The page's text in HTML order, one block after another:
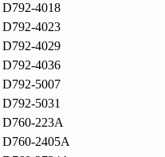
D792-4018
D792-4023
D792-4029
D792-4036
D792-5007
D792-5031
D760-223A
D760-2405A